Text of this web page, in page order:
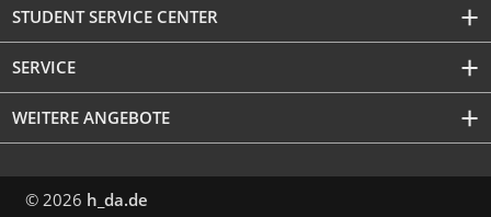
STUDENT SERVICE CENTER
SERVICE
WEITERE ANGEBOTE
© 2026 h_da.de